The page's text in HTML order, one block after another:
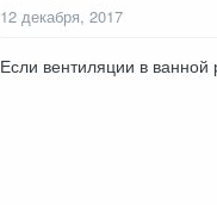
12 декабря, 2017
Если вентиляции в